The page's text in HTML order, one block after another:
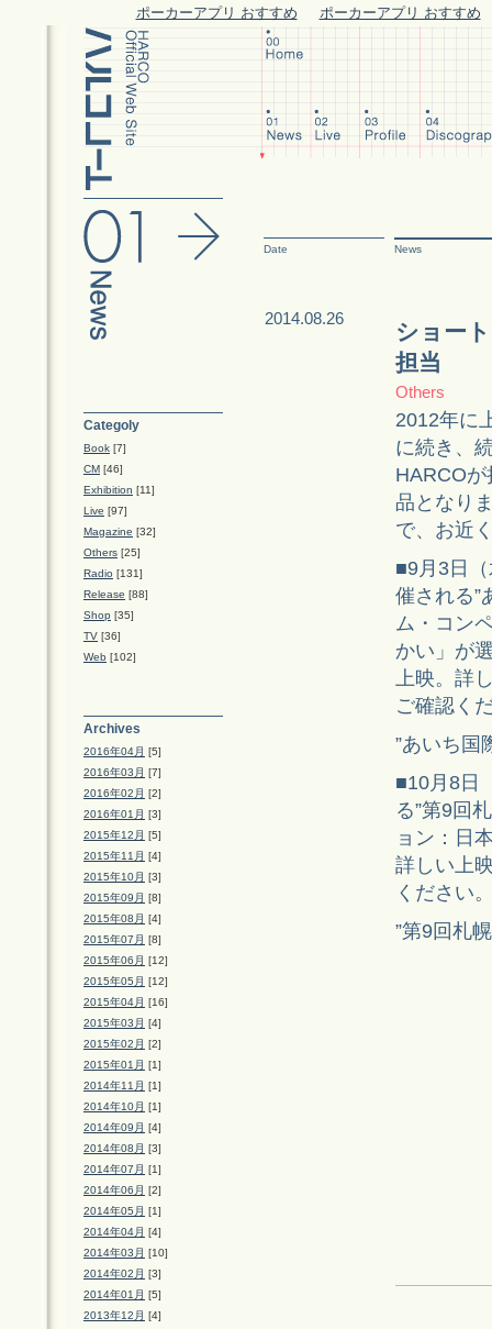
ポーカーアプリ おすすめ ポーカーアプリ おすすめ
Categoly
Book [7]
CM [46]
Exhibition [11]
Live [97]
Magazine [32]
Others [25]
Radio [131]
Release [88]
Shop [35]
TV [36]
Web [102]
Archives
2016年04月 [5]
2016年03月 [7]
2016年02月 [2]
2016年01月 [3]
2015年12月 [5]
2015年11月 [4]
2015年10月 [3]
2015年09月 [8]
2015年08月 [4]
2015年07月 [8]
2015年06月 [12]
2015年05月 [12]
2015年04月 [16]
2015年03月 [4]
2015年02月 [2]
2015年01月 [1]
2014年11月 [1]
2014年10月 [1]
2014年09月 [4]
2014年08月 [3]
2014年07月 [1]
2014年06月 [2]
2014年05月 [1]
2014年04月 [4]
2014年03月 [10]
2014年02月 [3]
2014年01月 [5]
2013年12月 [4]
Date News
2014.08.26
ショー
担当
Others
2012年に
に続き、
HARCO
品となり
で、お近
■9月3日
催される”
ム・コン
かい」が
上映。詳
ご確認く
”あいち国
■10月8日
る”第9回
ョン：日
詳しい上
ください
”第9回札